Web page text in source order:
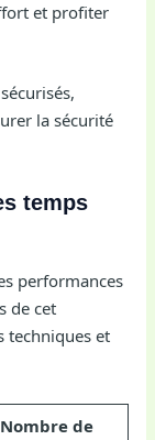
et profiter
la sécurité
temps
performances
de cet
techniques et
Nombre de